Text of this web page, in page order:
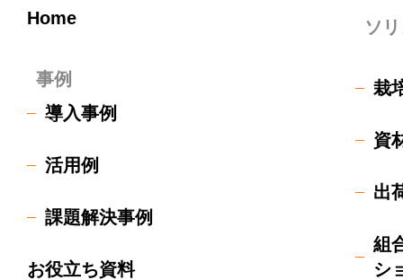
Home
事例
導入事例
活用例
課題解決事例
お役立ち資料
ソ
栽
資
出
組
シ